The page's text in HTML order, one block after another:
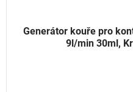
Generátor kouře pro
9l/min 30ml,